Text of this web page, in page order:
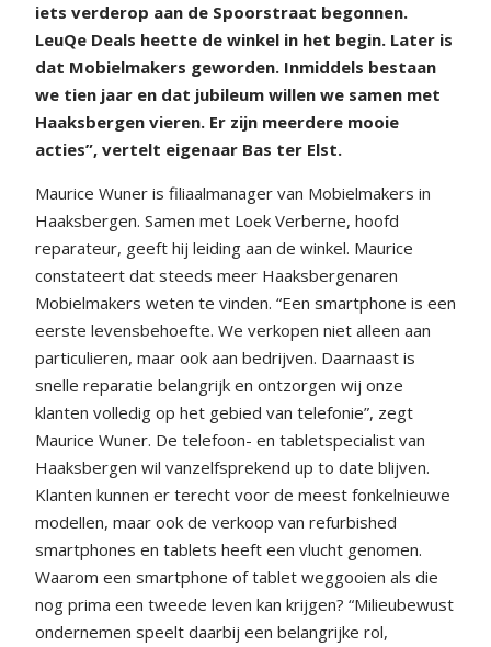
iets verderop aan de Spoorstraat begonnen.
LeuQe Deals heette de winkel in het begin. Later is
dat Mobielmakers geworden. Inmiddels bestaan
we tien jaar en dat jubileum willen we samen met
Haaksbergen vieren. Er zijn meerdere mooie
acties”, vertelt eigenaar Bas ter Elst.
Maurice Wuner is filiaalmanager van Mobielmakers in
Haaksbergen. Samen met Loek Verberne, hoofd
reparateur, geeft hij leiding aan de winkel. Maurice
constateert dat steeds meer Haaksbergenaren
Mobielmakers weten te vinden. “Een smartphone is een
eerste levensbehoefte. We verkopen niet alleen aan
particulieren, maar ook aan bedrijven. Daarnaast is
snelle reparatie belangrijk en ontzorgen wij onze
klanten volledig op het gebied van telefonie”, zegt
Maurice Wuner. De telefoon- en tabletspecialist van
Haaksbergen wil vanzelfsprekend up to date blijven.
Klanten kunnen er terecht voor de meest fonkelnieuwe
modellen, maar ook de verkoop van refurbished
smartphones en tablets heeft een vlucht genomen.
Waarom een smartphone of tablet weggooien als die
nog prima een tweede leven kan krijgen? “Milieubewust
ondernemen speelt daarbij een belangrijke rol,